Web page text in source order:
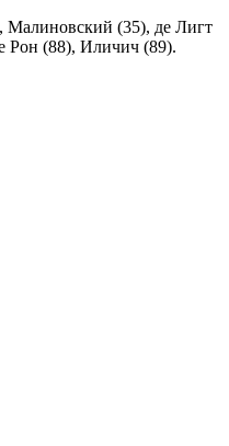
Малиновский (35), де Лигт
Рон (88), Иличич (89).